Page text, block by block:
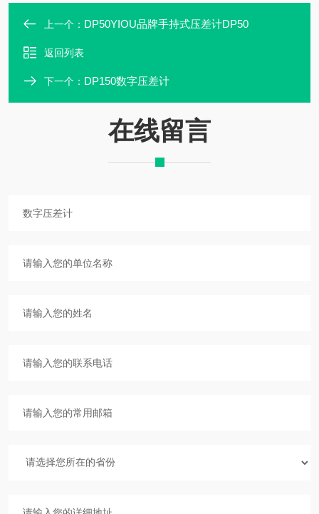
上一个： DP50YIOU品牌手持式压差计DP50
返回列表
下一个： DP150数字压差计
在线留言